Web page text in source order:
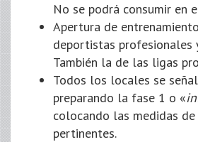
No se podrá consumir en
Apertura de
deportistas profesionales
También la de las ligas
Todos los locales se
preparando la fase 1 o «
colocando las medidas
pertinentes.